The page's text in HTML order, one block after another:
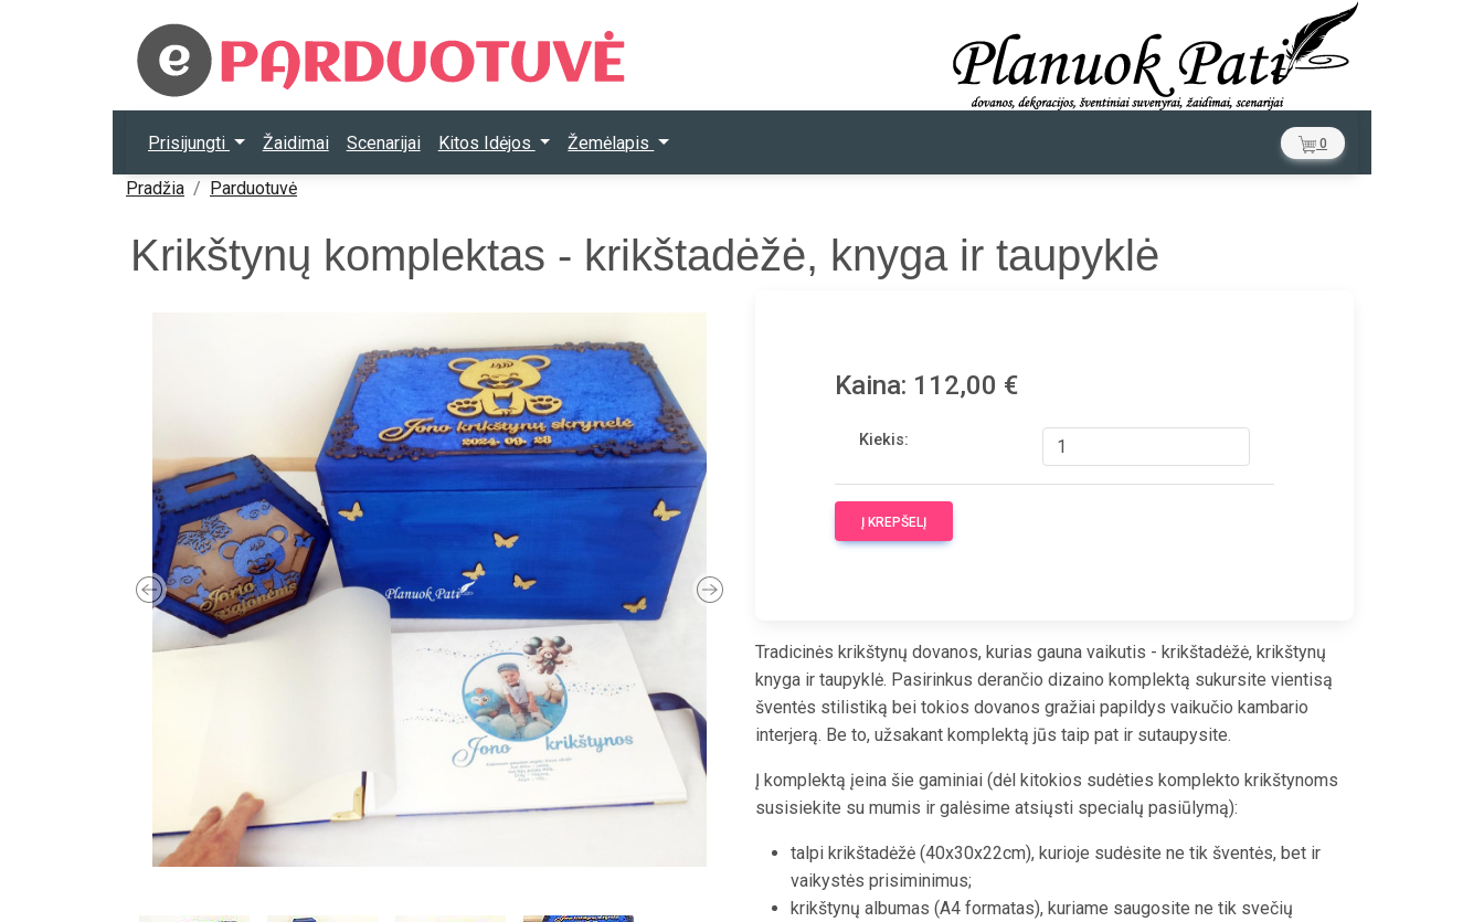
Prisijungti Žaidimai Scenarijai Kitos Idėjos Žemėlapis 0
Pradžia Parduotuvė
Krikštynų komplektas - krikštadėžė, knyga ir taupyklė
Previous Next
Kaina: 112,00 €
Kiekis:
Į KREPŠELĮ
Tradicinės krikštynų dovanos, kurias gauna vaikutis - krikštadėžė, krikštynų
knyga ir taupyklė. Pasirinkus derančio dizaino komplektą sukursite vientisą
šventės stilistiką bei tokios dovanos gražiai papildys vaikučio kambario
interjerą. Be to, užsakant komplektą jūs taip pat ir sutaupysite.
Į komplektą įeina šie gaminiai (dėl kitokios sudėties komplekto krikštynoms
susisiekite su mumis ir galėsime atsiųsti specialų pasiūlymą):
talpi krikštadėžė (40x30x22cm), kurioje sudėsite ne tik šventės, bet ir
vaikystės prisiminimus;
krikštynų albumas (A4 formatas), kuriame saugosite ne tik svečių